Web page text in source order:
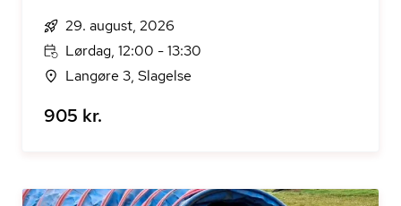
29. august, 2026
Lørdag, 12:00 - 13:30
Langøre 3, Slagelse
905 kr.